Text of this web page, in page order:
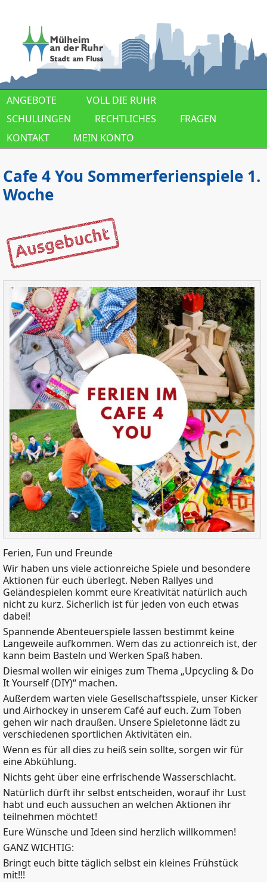
ANGEBOTE
VOLL DIE RUHR
SCHULUNGEN
RECHTLICHES
FRAGEN
KONTAKT
MEIN KONTO
Cafe 4 You Sommerferienspiele 1.
Woche
Ferien, Fun und Freunde
Wir haben uns viele actionreiche Spiele und besondere
Aktionen für euch überlegt. Neben Rallyes und
Geländespielen kommt eure Kreativität natürlich auch
nicht zu kurz. Sicherlich ist für jeden von euch etwas
dabei!
Spannende Abenteuerspiele lassen bestimmt keine
Langeweile aufkommen. Wem das zu actionreich ist, der
kann beim Basteln und Werken Spaß haben.
Diesmal wollen wir einiges zum Thema „Upcycling & Do
It Yourself (DIY)“ machen.
Außerdem warten viele Gesellschaftsspiele, unser Kicker
und Airhockey in unserem Café auf euch. Zum Toben
gehen wir nach draußen. Unsere Spieletonne lädt zu
verschiedenen sportlichen Aktivitäten ein.
Wenn es für all dies zu heiß sein sollte, sorgen wir für
eine Abkühlung.
Nichts geht über eine erfrischende Wasserschlacht.
Natürlich dürft ihr selbst entscheiden, worauf ihr Lust
habt und euch aussuchen an welchen Aktionen ihr
teilnehmen möchtet!
Eure Wünsche und Ideen sind herzlich willkommen!
GANZ WICHTIG:
Bringt euch bitte täglich selbst ein kleines Frühstück
mit!!!